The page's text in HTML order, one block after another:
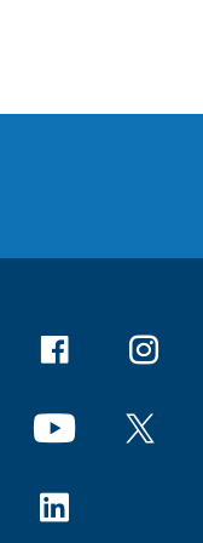
Facebook
YouTube X
Linkedin